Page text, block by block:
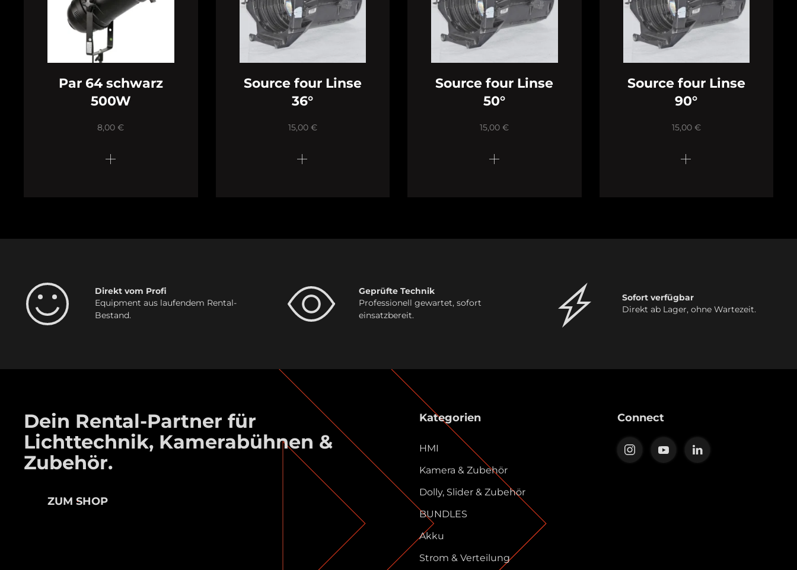
Par 64 schwarz
500W
8,00€
Source four Linse
36°
15,00 €
Source four Linse
50°
15,00€
Source four Linse
90°
15,00 €
Direkt vom Profi
Equipment aus laufendem Rental-
Bestand.
Geprüfte Technik
Professionell gewartet, sofort
einsatzbereit.
Sofort verfügbar
Direkt ab Lager, ohne Wartezeit.
Dein Rental-Partner für
Lichttechnik, Kamerabühnen &
Zubehör.
ZUM SHOP
Kategorien
HMI
Kamera & Zubehör
Dolly, Slider & Zubehör
BUNDLES
Akku
Strom & Verteilung
Connect